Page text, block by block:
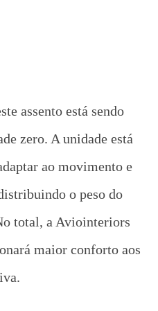
assento está sendo
zero. A unidade está
ao movimento e
o peso do
total, a Aviointeriors
maior conforto aos